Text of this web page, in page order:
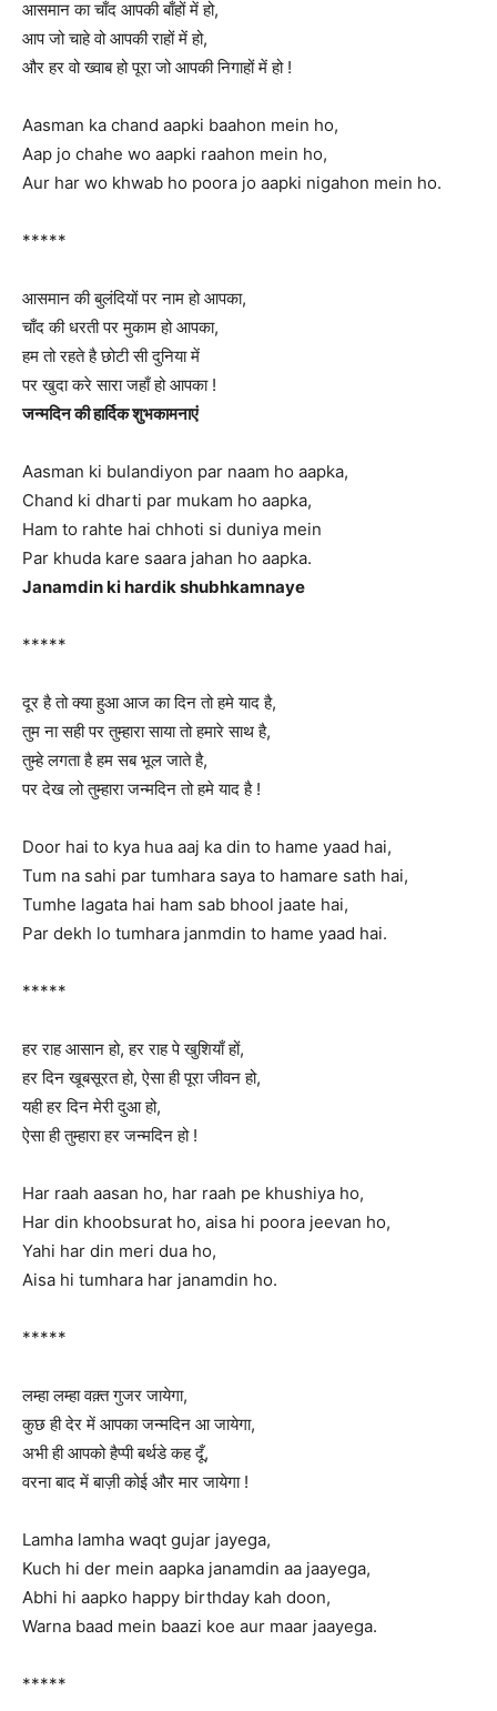
आसमान का चाँद आपकी बाँहों में हो,
आप जो चाहे वो आपकी राहों में हो,
और हर वो ख्वाब हो पूरा जो आपकी निगाहों में हो !
Aasman ka chand aapki baahon mein ho,
Aap jo chahe wo aapki raahon mein ho,
Aur har wo khwab ho poora jo aapki nigahon mein ho.
*****
आसमान की बुलंदियों पर नाम हो आपका,
चाँद की धरती पर मुकाम हो आपका,
हम तो रहते है छोटी सी दुनिया में
पर खुदा करे सारा जहाँ हो आपका !
जन्मदिन की हार्दिक शुभकामनाएं
Aasman ki bulandiyon par naam ho aapka,
Chand ki dharti par mukam ho aapka,
Ham to rahte hai chhoti si duniya mein
Par khuda kare saara jahan ho aapka.
Janamdin ki hardik shubhkamnaye
*****
दूर है तो क्या हुआ आज का दिन तो हमे याद है,
तुम ना सही पर तुम्हारा साया तो हमारे साथ है,
तुम्हे लगता है हम सब भूल जाते है,
पर देख लो तुम्हारा जन्मदिन तो हमे याद है !
Door hai to kya hua aaj ka din to hame yaad hai,
Tum na sahi par tumhara saya to hamare sath hai,
Tumhe lagata hai ham sab bhool jaate hai,
Par dekh lo tumhara janmdin to hame yaad hai.
*****
हर राह आसान हो, हर राह पे खुशियाँ हों,
हर दिन खूबसूरत हो, ऐसा ही पूरा जीवन हो,
यही हर दिन मेरी दुआ हो,
ऐसा ही तुम्हारा हर जन्मदिन हो !
Har raah aasan ho, har raah pe khushiya ho,
Har din khoobsurat ho, aisa hi poora jeevan ho,
Yahi har din meri dua ho,
Aisa hi tumhara har janamdin ho.
*****
लम्हा लम्हा वक़्त गुजर जायेगा,
कुछ ही देर में आपका जन्मदिन आ जायेगा,
अभी ही आपको हैप्पी बर्थडे कह दूँ,
वरना बाद में बाज़ी कोई और मार जायेगा !
Lamha lamha waqt gujar jayega,
Kuch hi der mein aapka janamdin aa jaayega,
Abhi hi aapko happy birthday kah doon,
Warna baad mein baazi koe aur maar jaayega.
*****